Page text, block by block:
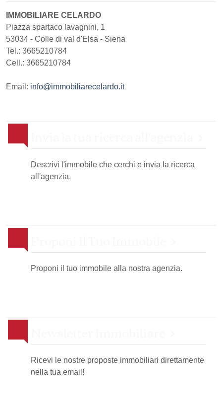
IMMOBILIARE CELARDO
Piazza spartaco lavagnini, 1
53034 - Colle di val d'Elsa - Siena
Tel.: 3665210784
Cell.: 3665210784
Email: info@immobiliarecelardo.it
Descrivi l'immobile che cerchi e invia la ricerca
all'agenzia.
Proponi il tuo immobile alla nostra agenzia.
Ricevi le nostre proposte immobiliari direttamente
nella tua email!